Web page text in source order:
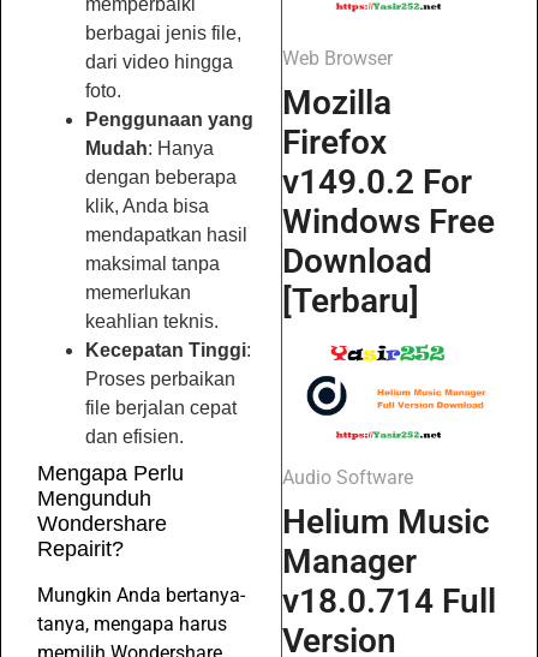
memperbaiki
berbagai jenis file,
dari video hingga
foto.
Penggunaan yang
Mudah: Hanya
dengan beberapa
klik, Anda bisa
mendapatkan hasil
maksimal tanpa
memerlukan
keahlian teknis.
Kecepatan Tinggi:
Proses perbaikan
file berjalan cepat
dan efisien.
Mengapa Perlu
Mengunduh
Wondershare
Repairit?
Mungkin Anda bertanya-
tanya, mengapa harus
Web Browser
Mozilla
Firefox
v149.0.2 For
Windows Free
Download
[Terbaru]
Audio Software
Helium Music
Manager
v18.0.714 Full
Version